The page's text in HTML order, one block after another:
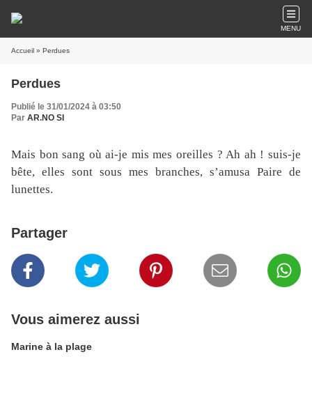
MENU
Accueil » Perdues
Perdues
Publié le 31/01/2024 à 03:50
Par AR.NO SI
Mais bon sang où ai-je mis mes oreilles ? Ah ah ! suis-je
bête, elles sont sous mes branches, s’amusa Paire de
lunettes.
Partager
Vous aimerez aussi
Marine à la plage